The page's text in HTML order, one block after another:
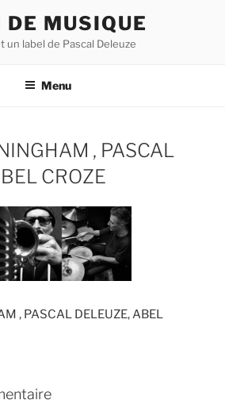
DE MUSIQUE
un label de Pascal Deleuze
Menu
, PASCAL
CROZE
, PASCAL DELEUZE, ABEL